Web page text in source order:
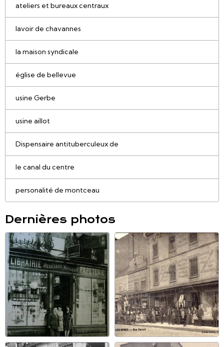
ateliers et bureaux centraux
lavoir de chavannes
la maison syndicale
église de bellevue
usine Gerbe
usine aillot
Dispensaire antituberculeux de
le canal du centre
personalité de montceau
Dernières photos